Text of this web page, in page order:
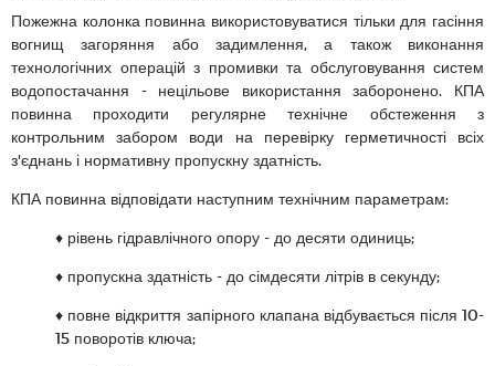
Пожежна колонка повинна використовуватися тільки для гасіння
вогнищ загоряння або задимлення, а також виконання
технологічних операцій з промивки та обслуговування систем
водопостачання - нецільове використання заборонено. КПА
повинна проходити регулярне технічне обстеження з
контрольним забором води на перевірку герметичності всіх
з'єднань і нормативну пропускну здатність.
КПА повинна відповідати наступним технічним параметрам:
♦ рівень гідравлічного опору - до десяти одиниць;
♦ пропускна здатність - до сімдесяти літрів в секунду;
♦ повне відкриття запірного клапана відбувається після 10-
15 поворотів ключа;